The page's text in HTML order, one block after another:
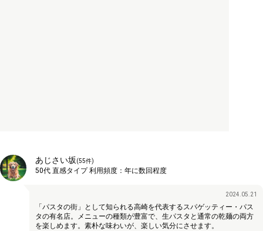
あじさい坂(55件)
50代 直感タイプ利用頻度： 年に数回程度
2024.05.21
「パスタの街」として知られる高崎を代表するスパゲッティー・パス
タの有名店。メニューの種類が豊富で、生パスタと通常の乾麺の両方
を楽しめます。素朴な味わいが、楽しい気分にさせます。